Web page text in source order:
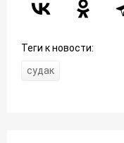
Теги к новости:
судак